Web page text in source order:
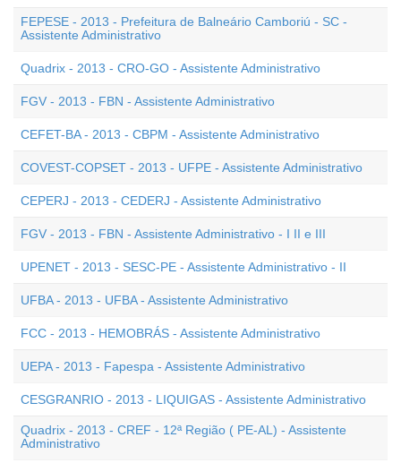
FEPESE - 2013 - Prefeitura de Balneário Camboriú - SC -
Assistente Administrativo
Quadrix - 2013 - CRO-GO - Assistente Administrativo
FGV - 2013 - FBN - Assistente Administrativo
CEFET-BA - 2013 - CBPM - Assistente Administrativo
COVEST-COPSET - 2013 - UFPE - Assistente Administrativo
CEPERJ - 2013 - CEDERJ - Assistente Administrativo
FGV - 2013 - FBN - Assistente Administrativo - I II e III
UPENET - 2013 - SESC-PE - Assistente Administrativo - II
UFBA - 2013 - UFBA - Assistente Administrativo
FCC - 2013 - HEMOBRÁS - Assistente Administrativo
UEPA - 2013 - Fapespa - Assistente Administrativo
CESGRANRIO - 2013 - LIQUIGAS - Assistente Administrativo
Quadrix - 2013 - CREF - 12ª Região ( PE-AL) - Assistente
Administrativo